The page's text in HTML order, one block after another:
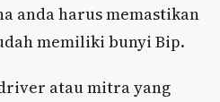
anda harus memastikan
memiliki bunyi Bip.
atau mitra yang